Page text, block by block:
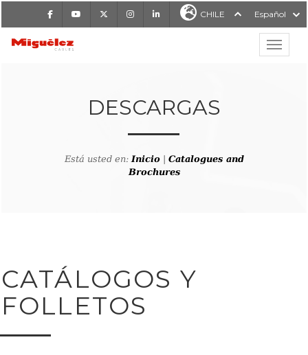
FacebookYoutube InstagramLinkedIn CHILE Español
MIGUÉLEZ CABLES
DESCARGAS
Está usted en:Inicio| Catalogues and
Brochures
CATÁLOGOS Y
FOLLETOS